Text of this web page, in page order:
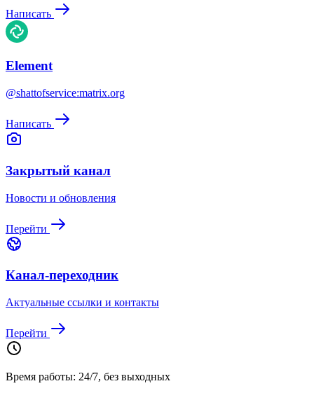
Написать
Element
@shattofservice:matrix.org
Написать
Закрытый канал
Новости и обновления
Перейти
Канал-переходник
Актуальные ссылки и контакты
Перейти
Время работы: 24/7, без выходных